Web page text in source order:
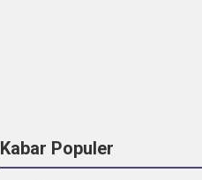
Kabar Populer